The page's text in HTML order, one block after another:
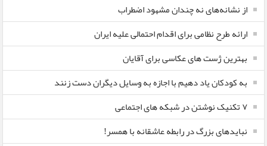
از نشانه‌های نه چندان مشهود اضطراب
ارائه طرح نظامی برای اقدام احتمالی علیه ایران
بهترین ژست های عکاسی برای آقایان
به کودکان یاد دهیم با اجازه به وسایل دیگران دست زنند
۷ تکنیک نوشتن در شبکه های اجتماعی
نبایدهای بزرگ در رابطه عاشقانه با همسر!